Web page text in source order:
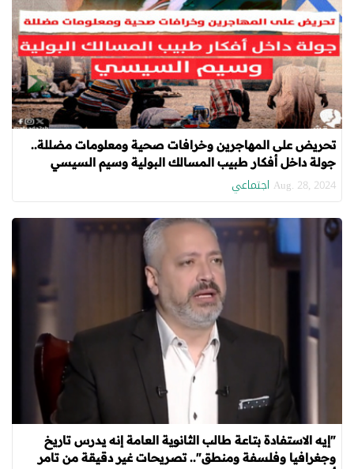
تحريض على المهاجرين وخرافات صحية ومعلومات مضللة..
جولة داخل أفكار طبيب المسالك البولية وسيم السيسي
Aug. 28, 2024 اجتماعي
"إيه الاستفادة بتاعة طالب الثانوية العامة إنه يدرس تاريخ
وجغرافيا وفلسفة ومنطق".. تصريحات غير دقيقة من تامر